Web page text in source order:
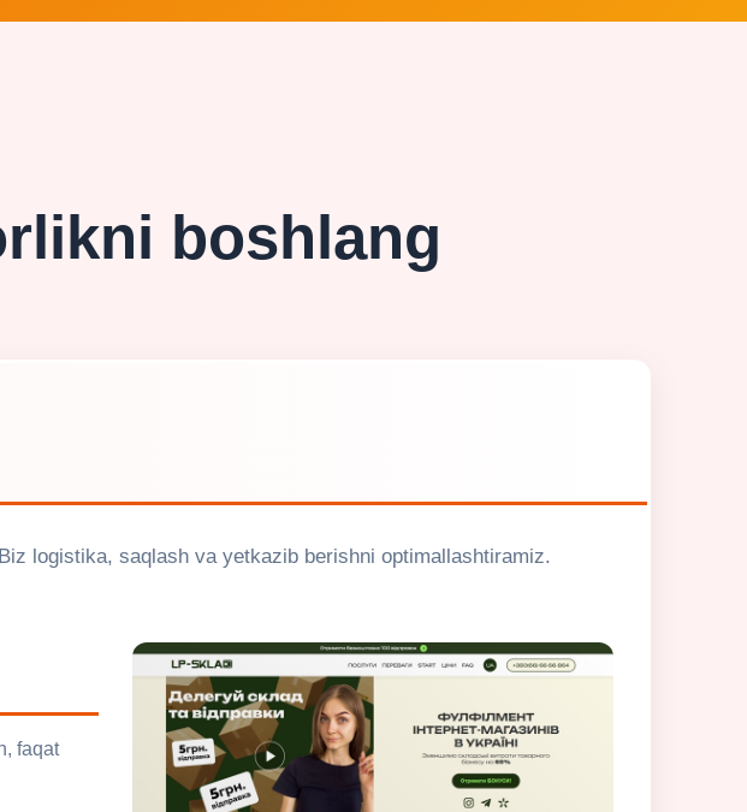
boshlang
logistika, saqlash va yetkazib berishni optimallashtiramiz.
faqat